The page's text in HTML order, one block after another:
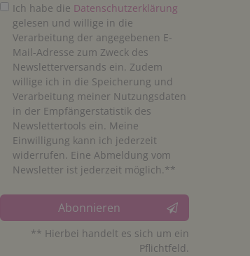
Ich habe die Daten­schutz­erklärung
gelesen und willige in die
Verarbeitung der angegebenen E-
Mail-Adresse zum Zweck des
Newsletterversands ein. Zudem
willige ich in die Speicherung und
Verarbeitung meiner Nutzungsdaten
in der Empfängerstatistik des
Newslettertools ein. Meine
Einwilligung kann ich jederzeit
widerrufen. Eine Abmeldung vom
Newsletter ist jederzeit möglich.**
Abonnieren
** Hierbei handelt es sich um ein
Pflichtfeld.